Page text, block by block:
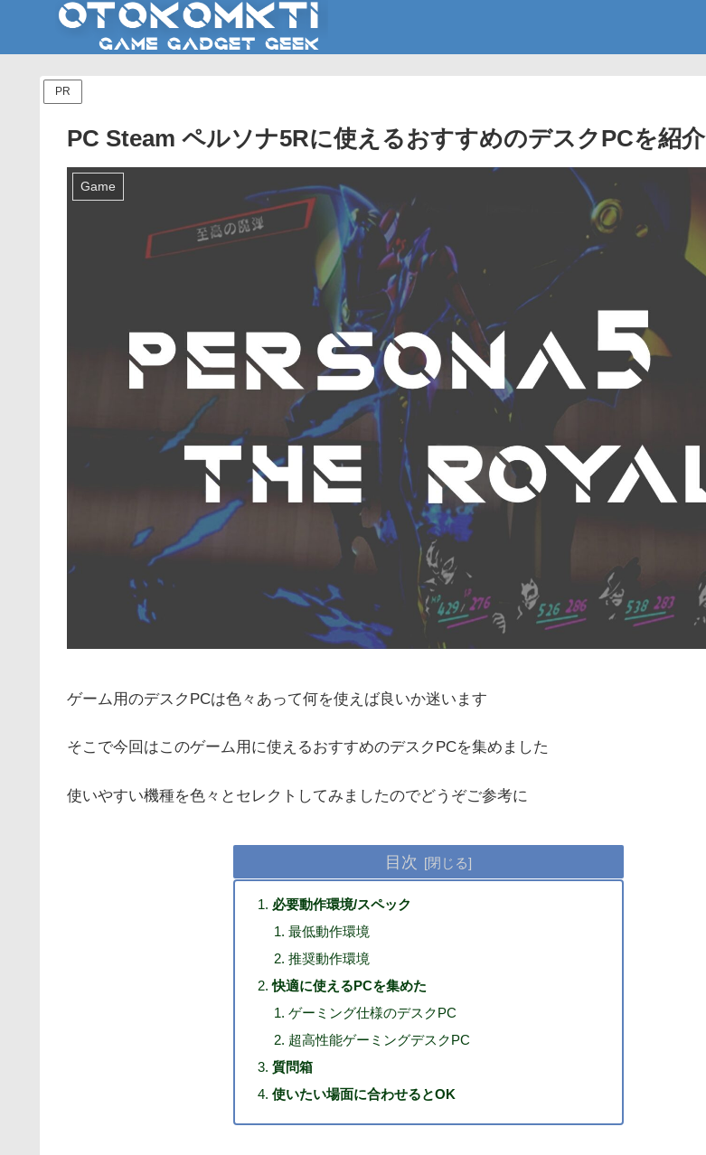
PR
PC Steam ペルソナ5Rに使えるおすすめのデスクPCを紹介
Game
ゲーム用のデスクPCは色々あって何を使えば良いか迷います
そこで今回はこのゲーム用に使えるおすすめのデスクPCを集めました
使いやすい機種を色々とセレクトしてみましたのでどうぞご参考に
目次
必要動作環境/スペック
最低動作環境
推奨動作環境
快適に使えるPCを集めた
ゲーミング仕様のデスクPC
超高性能ゲーミングデスクPC
質問箱
使いたい場面に合わせるとOK